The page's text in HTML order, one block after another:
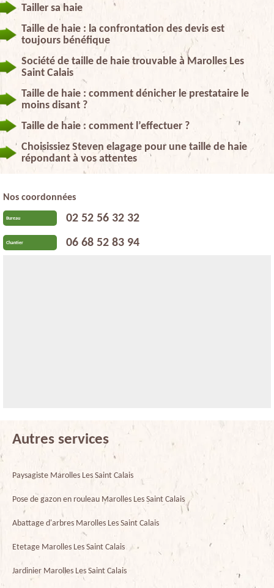
Tailler sa haie
Taille de haie : la confrontation des devis est
toujours bénéfique
Société de taille de haie trouvable à Marolles Les
Saint Calais
Taille de haie : comment dénicher le prestataire le
moins disant ?
Taille de haie : comment l’effectuer ?
Choisissiez Steven elagage pour une taille de haie
répondant à vos attentes
Nos coordonnées
Bureau 02 52 56 32 32
Chantier 06 68 52 83 94
Autres services
Paysagiste Marolles Les Saint Calais
Pose de gazon en rouleau Marolles Les Saint Calais
Abattage d'arbres Marolles Les Saint Calais
Etetage Marolles Les Saint Calais
Jardinier Marolles Les Saint Calais